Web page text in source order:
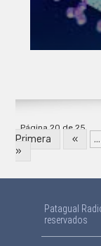
Página 20 de 25
Primera
« ...
»
Patagual
reservados